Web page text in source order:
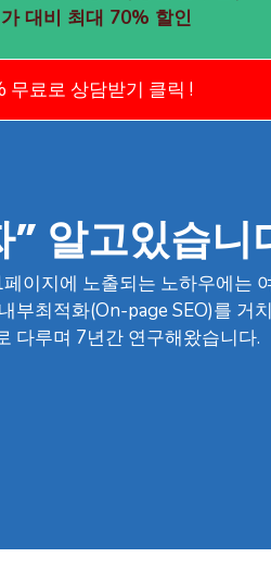
대비 최대 70% 할인
무료로 상담받기 클릭 !
” 알고있습니
이지에 노출되는 노하우에는
부최적화(On-page SEO)를 거
다루며 7년간 연구해왔습니다.